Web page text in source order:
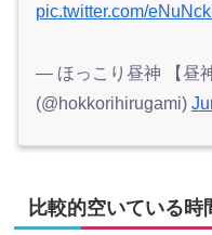
pic.twitter.com/
— ほっこり昼神 【昼
(@hokkorihirugami)
比較的空いている